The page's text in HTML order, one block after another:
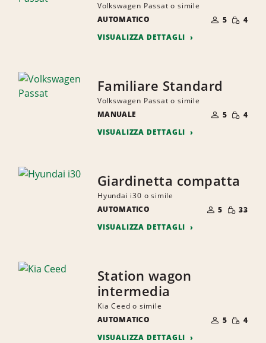
Volkswagen Passat o simile
AUTOMATICO
DI
PERSONE
5 RIDOTTA
4
VISUALIZZA DETTAGLI
Familiare Standard
Volkswagen Passat o simile
MANUALE
DI
PERSONE
5 RIDOTTA
4
VISUALIZZA DETTAGLI
Giardinetta compatta
Hyundai i30 o simile
AUTOMATICO
DI
PERSONE
5 RIDOTTA
33
VISUALIZZA DETTAGLI
Station wagon
intermedia
Kia Ceed o simile
AUTOMATICO
DI
PERSONE
5 RIDOTTA
4
VISUALIZZA DETTAGLI